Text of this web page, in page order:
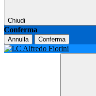
Chiudi
Conferma
Annulla Conferma